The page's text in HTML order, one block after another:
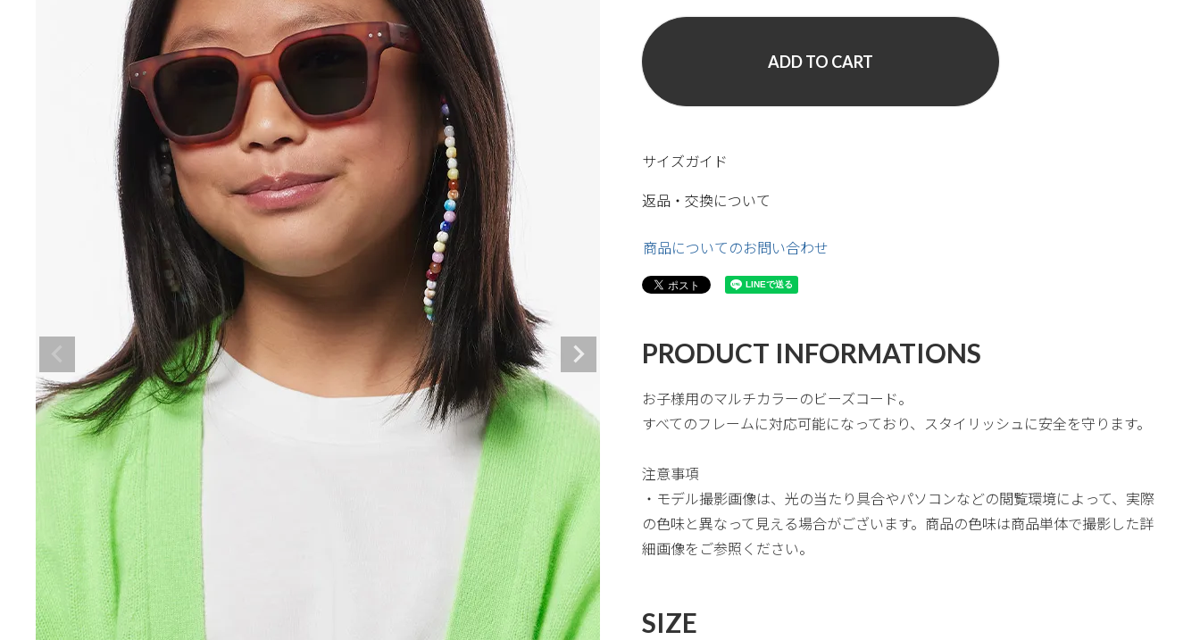
ADD TO CART
サイズガイド
返品・交換について
商品についてのお問い合わせ
PRODUCT INFORMATIONS
お子様用のマルチカラーのビーズコード。
すべてのフレームに対応可能になっており、スタイリッシュに安全を守ります。
注意事項
・モデル撮影画像は、光の当たり具合やパソコンなどの閲覧環境によって、実際
の色味と異なって見える場合がございます。商品の色味は商品単体で撮影した詳
細画像をご参照ください。
SIZE